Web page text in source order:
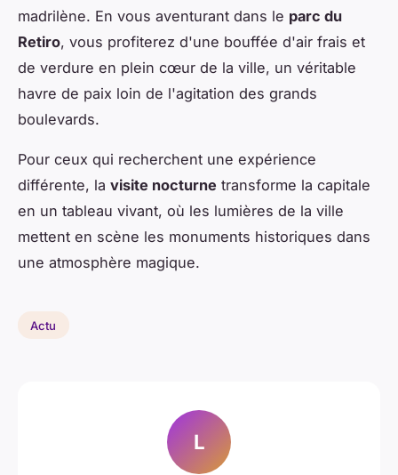
madrilène. En vous aventurant dans le parc du
Retiro, vous profiterez d'une bouffée d'air frais et
de verdure en plein cœur de la ville, un véritable
havre de paix loin de l'agitation des grands
boulevards.
Pour ceux qui recherchent une expérience
différente, la visite nocturne transforme la capitale
en un tableau vivant, où les lumières de la ville
mettent en scène les monuments historiques dans
une atmosphère magique.
Actu
L